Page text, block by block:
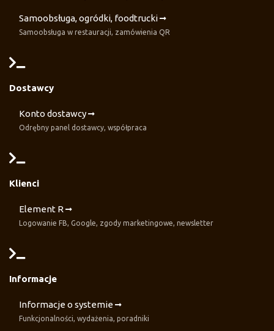
Samoobsługa, ogródki, foodtrucki
Samoobsługa w restauracji, zamówienia QR
Dostawcy
Konto dostawcy
Odrębny panel dostawcy, współpraca
Klienci
Element R
Logowanie FB, Google, zgody marketingowe, newsletter
Informacje
Informacje o systemie
Funkcjonalności, wydażenia, poradniki